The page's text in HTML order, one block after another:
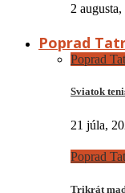
2
Poprad
Poprad
Sviatok
21 júla,
Poprad
Trikrát